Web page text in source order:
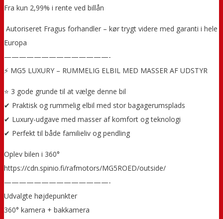
Fra kun 2,99% i rente ved billån
️ Autoriseret Fragus forhandler – kør trygt videre med garanti i hele
Europa
——————————————-
⚡ MG5 LUXURY – RUMMELIG ELBIL MED MASSER AF UDSTYR
⭐ 3 gode grunde til at vælge denne bil
✔ Praktisk og rummelig elbil med stor bagagerumsplads
✔ Luxury-udgave med masser af komfort og teknologi
✔ Perfekt til både familieliv og pendling
Oplev bilen i 360°
https://cdn.spinio.fi/rafmotors/MG5ROED/outside/
——————————————-
Udvalgte højdepunkter
360° kamera + bakkamera